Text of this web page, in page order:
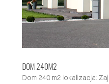
DOM 240M2
Dom 240 m2 lokalizacja: